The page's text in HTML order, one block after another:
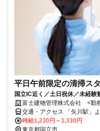
平日午前限定の清掃ス
国立IC近く／土日祝休／未経
富士建物管理株式会社 <勤
交通・アクセス 「矢川駅」
時給1,230円～1,330円